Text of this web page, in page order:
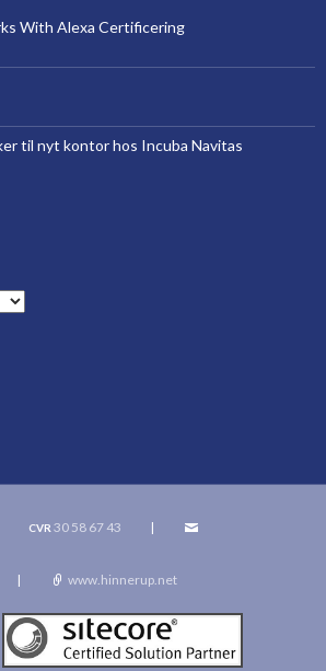
With Alexa Certificering
til nyt kontor hos Incuba Navitas
CVR 30 58 67 43 |
| www.hinnerup.net